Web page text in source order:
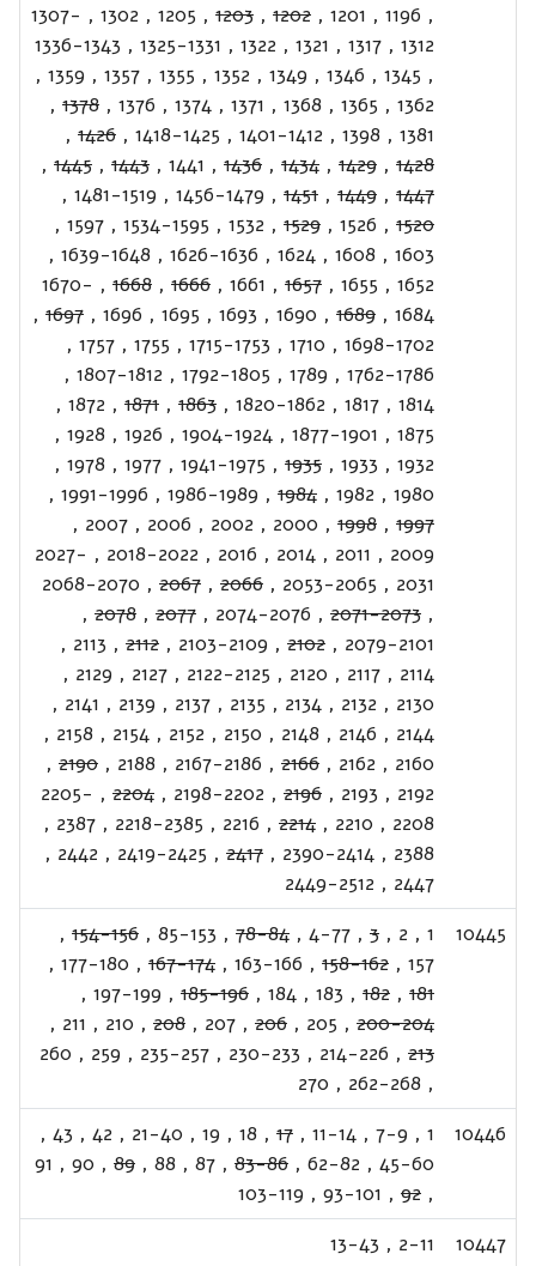
,
1196
,
1201
,
1202
,
1203
,
1205
,
1302
,
1307-
1312
,
1317
,
1321
,
1322
,
1325-1331
,
1336-1343
,
1345
,
1346
,
1349
,
1352
,
1355
,
1357
,
1359
,
1362
,
1365
,
1368
,
1371
,
1374
,
1376
,
1378
,
1381
,
1398
,
1401-1412
,
1418-1425
,
1426
,
1428
,
1429
,
1434
,
1436
,
1441
,
1443
,
1445
,
1447
,
1449
,
1451
,
1456-1479
,
1481-1519
,
1520
,
1526
,
1529
,
1532
,
1534-1595
,
1597
,
1603
,
1608
,
1624
,
1626-1636
,
1639-1648
,
1652
,
1655
,
1657
,
1661
,
1666
,
1668
,
1670-
1684
,
1689
,
1690
,
1693
,
1695
,
1696
,
1697
,
1698-1702
,
1710
,
1715-1753
,
1755
,
1757
,
1762-1786
,
1789
,
1792-1805
,
1807-1812
,
1814
,
1817
,
1820-1862
,
1863
,
1871
,
1872
,
1875
,
1877-1901
,
1904-1924
,
1926
,
1928
,
1932
,
1933
,
1935
,
1941-1975
,
1977
,
1978
,
1980
,
1982
,
1984
,
1986-1989
,
1991-1996
,
1997
,
1998
,
2000
,
2002
,
2006
,
2007
,
2009
,
2011
,
2014
,
2016
,
2018-2022
,
2027-
2031
,
2053-2065
,
2066
,
2067
,
2068-2070
,
2071-2073
,
2074-2076
,
2077
,
2078
,
2079-2101
,
2102
,
2103-2109
,
2112
,
2113
,
2114
,
2117
,
2120
,
2122-2125
,
2127
,
2129
,
2130
,
2132
,
2134
,
2135
,
2137
,
2139
,
2141
,
2144
,
2146
,
2148
,
2150
,
2152
,
2154
,
2158
,
2160
,
2162
,
2166
,
2167-2186
,
2188
,
2190
,
2192
,
2193
,
2196
,
2198-2202
,
2204
,
2205-
2208
,
2210
,
2214
,
2216
,
2218-2385
,
2387
,
2388
,
2390-2414
,
2417
,
2419-2425
,
2442
,
2447
,
2449-2512
10445
1
,
2
,
3
,
4-77
,
78-84
,
85-153
,
154-156
,
157
,
158-162
,
163-166
,
167-174
,
177-180
,
181
,
182
,
183
,
184
,
185-196
,
197-199
,
200-204
,
205
,
206
,
207
,
208
,
210
,
211
,
213
,
214-226
,
230-233
,
235-257
,
259
,
260
,
262-268
,
270
10446
1
,
7-9
,
11-14
,
17
,
18
,
19
,
21-40
,
42
,
43
,
45-60
,
62-82
,
83-86
,
87
,
88
,
89
,
90
,
91
,
92
,
93-101
,
103-119
10447
2-11
,
13-43